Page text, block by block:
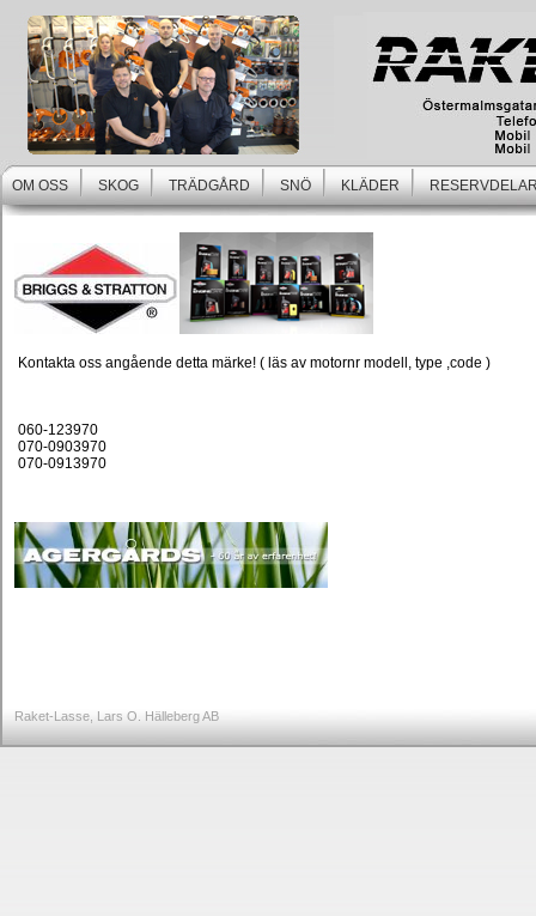
OM OSS SKOG TRÄDGÅRD SNÖ KLÄDER
Kontakta oss angående detta märke! ( läs av motornr modell, type ,code )
060-123970
070-0903970
070-0913970
Raket-Lasse, Lars O. Hälleberg AB